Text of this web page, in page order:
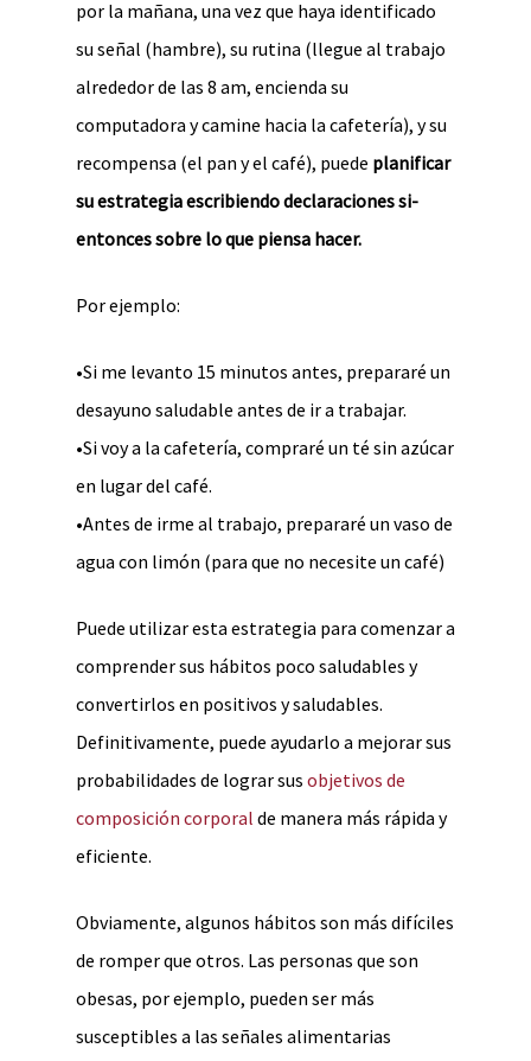
por la mañana, una vez que haya identificado
su señal (hambre), su rutina (llegue al trabajo
alrededor de las 8 am, encienda su
computadora y camine hacia la cafetería), y su
recompensa (el pan y el café), puede planificar
su estrategia escribiendo declaraciones si-
entonces sobre lo que piensa hacer.
Por ejemplo:
•Si me levanto 15 minutos antes, prepararé un
desayuno saludable antes de ir a trabajar.
•Si voy a la cafetería, compraré un té sin azúcar
en lugar del café.
•Antes de irme al trabajo, prepararé un vaso de
agua con limón (para que no necesite un café)
Puede utilizar esta estrategia para comenzar a
comprender sus hábitos poco saludables y
convertirlos en positivos y saludables.
Definitivamente, puede ayudarlo a mejorar sus
probabilidades de lograr sus objetivos de
composición corporal de manera más rápida y
eficiente.
Obviamente, algunos hábitos son más difíciles
de romper que otros. Las personas que son
obesas, por ejemplo, pueden ser más
susceptibles a las señales alimentarias